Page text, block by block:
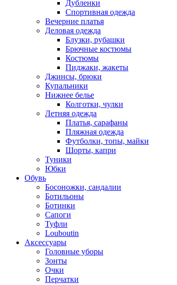
Дубленки
Спортивная одежда
Вечерние платья
Деловая одежда
Блузки, рубашки
Брючные костюмы
Костюмы
Пиджаки, жакеты
Джинсы, брюки
Купальники
Нижнее белье
Колготки, чулки
Летняя одежда
Платья, сарафаны
Пляжная одежда
Футболки, топы, майки
Шорты, капри
Туники
Юбки
Обувь
Босоножки, сандалии
Ботильоны
Ботинки
Сапоги
Туфли
Louboutin
Аксессуары
Головные уборы
Зонты
Очки
Перчатки